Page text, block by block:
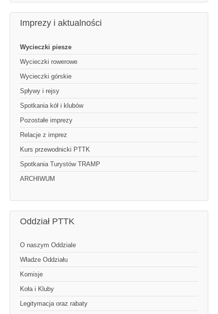
Imprezy i aktualności
Wycieczki piesze
Wycieczki rowerowe
Wycieczki górskie
Spływy i rejsy
Spotkania kół i klubów
Pozostałe imprezy
Relacje z imprez
Kurs przewodnicki PTTK
Spotkania Turystów TRAMP
ARCHIWUM
Oddział PTTK
O naszym Oddziale
Władze Oddziału
Komisje
Koła i Kluby
Legitymacja oraz rabaty